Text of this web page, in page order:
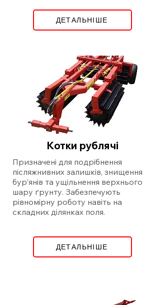
ДЕТАЛЬНІШЕ
Котки рублячі
Призначені для подрібнення
післяжнивних залишків, знищення
бур’янів та ущільнення верхнього
шару ґрунту. Забезпечують
рівномірну роботу навіть на
складних ділянках поля.
ДЕТАЛЬНІШЕ